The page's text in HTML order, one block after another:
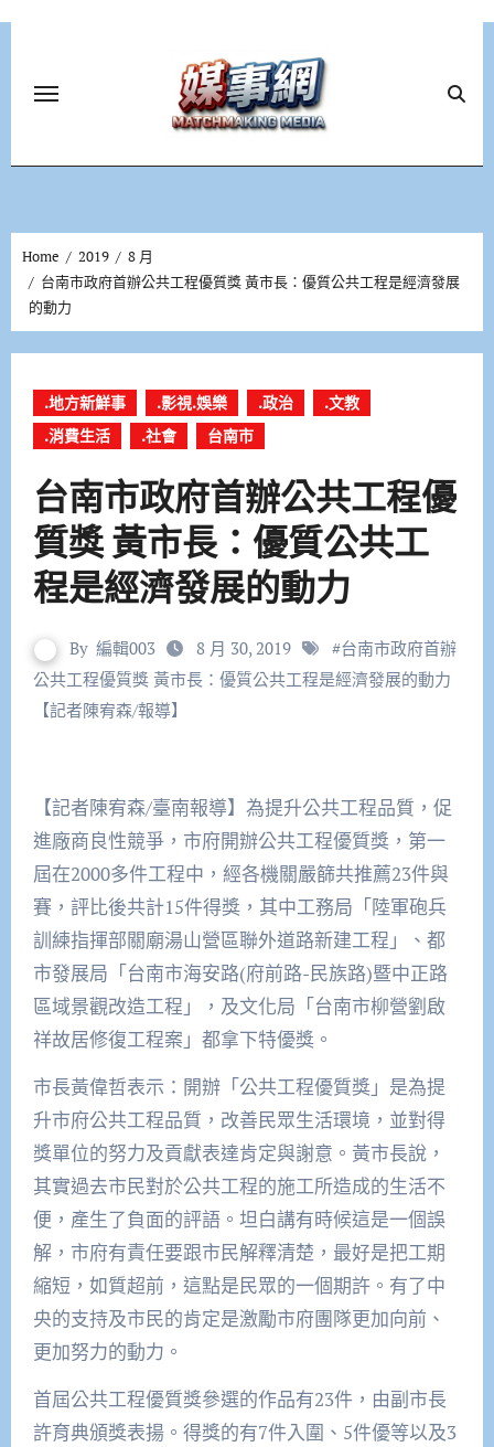
Home 2019
8 月
台南市政府首辦公共工程優質獎 黃市長：優質公共工程是經濟發展
的動力
.地方新鮮事 .影視.娛樂 .政治
.文教
.消費生活
.社會 台南市
台南市政府首辦公共工程優
質獎 黃市長：優質公共工
程是經濟發展的動力
By 編輯003 8 月 30, 2019 #台南市政府首辦
公共工程優質獎 黃市長：優質公共工程是經濟發展的動力
【記者陳宥森/報導】
【記者陳宥森/臺南報導】為提升公共工程品質，促
進廠商良性競爭，市府開辦公共工程優質獎，第一
屆在2000多件工程中，經各機關嚴篩共推薦23件與
賽，評比後共計15件得獎，其中工務局「陸軍砲兵
訓練指揮部關廟湯山營區聯外道路新建工程」、都
市發展局「台南市海安路(府前路-民族路)暨中正路
區域景觀改造工程」，及文化局「台南市柳營劉啟
祥故居修復工程案」都拿下特優獎。
市長黃偉哲表示：開辦「公共工程優質獎」是為提
升市府公共工程品質，改善民眾生活環境，並對得
獎單位的努力及貢獻表達肯定與謝意。黃市長說，
其實過去市民對於公共工程的施工所造成的生活不
便，產生了負面的評語。坦白講有時候這是一個誤
解，市府有責任要跟市民解釋清楚，最好是把工期
縮短，如質超前，這點是民眾的一個期許。有了中
央的支持及市民的肯定是激勵市府團隊更加向前、
更加努力的動力。
首屆公共工程優質獎參選的作品有23件，由副市長
許育典頒獎表揚。得獎的有7件入圍、5件優等以及3